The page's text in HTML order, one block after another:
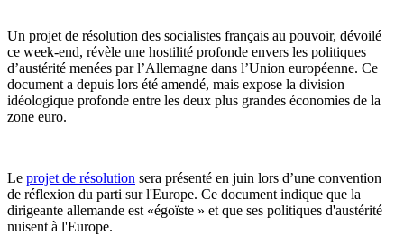
Un projet de résolution des socialistes français au pouvoir, dévoilé
ce week-end, révèle une hostilité profonde envers les politiques
d’austérité menées par l’Allemagne dans l’Union européenne. Ce
document a depuis lors été amendé, mais expose la division
idéologique profonde entre les deux plus grandes économies de la
zone euro.
Le projet de résolution sera présenté en juin lors d’une convention
de réflexion du parti sur l'Europe. Ce document indique que la
dirigeante allemande est «égoïste » et que ses politiques d'austérité
nuisent à l'Europe.